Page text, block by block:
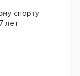
спорту
лет